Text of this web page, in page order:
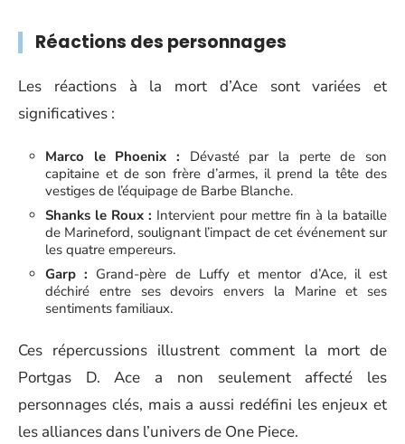
Réactions des personnages
Les réactions à la mort d’Ace sont variées et
significatives :
Marco le Phoenix : Dévasté par la perte de son
capitaine et de son frère d’armes, il prend la tête des
vestiges de l’équipage de Barbe Blanche.
Shanks le Roux : Intervient pour mettre fin à la bataille
de Marineford, soulignant l’impact de cet événement sur
les quatre empereurs.
Garp : Grand-père de Luffy et mentor d’Ace, il est
déchiré entre ses devoirs envers la Marine et ses
sentiments familiaux.
Ces répercussions illustrent comment la mort de
Portgas D. Ace a non seulement affecté les
personnages clés, mais a aussi redéfini les enjeux et
les alliances dans l’univers de One Piece.